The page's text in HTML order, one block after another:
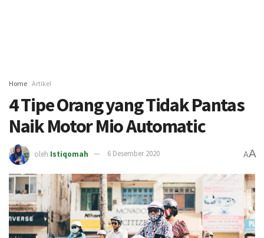
Home Artikel
4 Tipe Orang yang Tidak Pantas
Naik Motor Mio Automatic
oleh Istiqomah 6 Desember 2020 AA